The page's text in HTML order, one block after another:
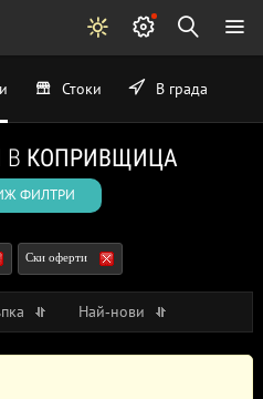
Стоки В града
В КОПРИВЩИЦА
ФИЛТРИ
Ски оферти
Най-нови